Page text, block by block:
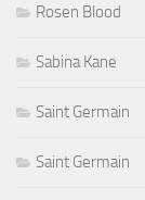
Rosen Blood
Sabina Kane
Saint Germain
Saint Germain